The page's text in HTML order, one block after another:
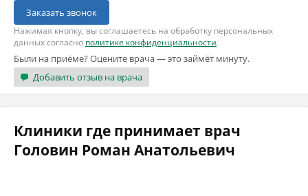
Заказать звонок
Нажимая кнопку, вы соглашаетесь на обработку персональных
данных согласно политике конфиденциальности.
Были на приёме? Оцените врача — это займёт минуту.
Добавить отзыв на врача
Клиники где принимает врач
Головин Роман Анатольевич